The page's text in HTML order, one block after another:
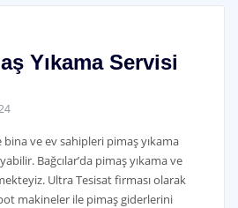
Yıkama Servisi
bina ve ev sahipleri pimaş yıkama
Bağcılar’da pimaş yıkama ve
Ultra Tesisat firması olarak
makineler ile pimaş giderlerini